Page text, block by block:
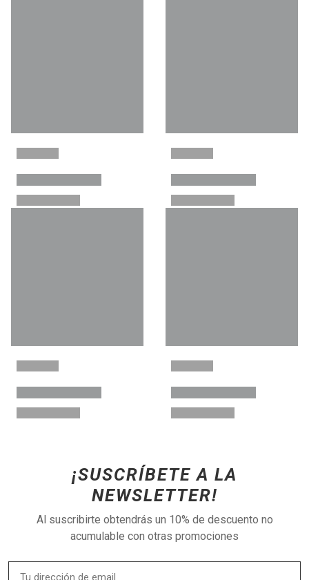
¡SUSCRÍBETE A LA
NEWSLETTER!
Al suscribirte obtendrás un 10% de descuento no
acumulable con otras promociones